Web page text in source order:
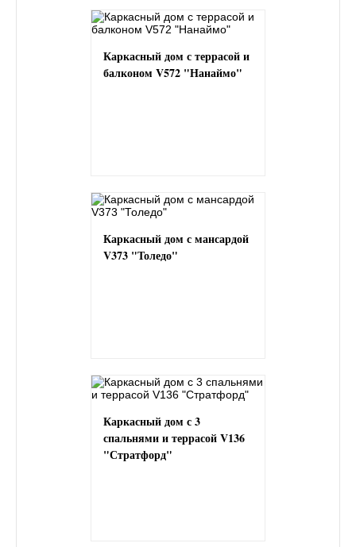
Каркасный дом с террасой и
балконом V572 "Нанаймо"
Каркасный дом с мансардой
V373 "Толедо"
Каркасный дом с 3
спальнями и террасой V136
"Стратфорд"